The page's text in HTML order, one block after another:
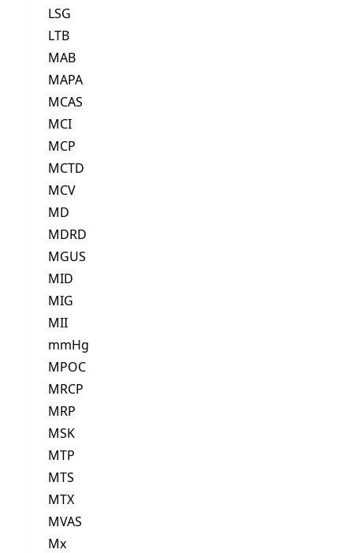
LSG
LTB
MAB
MAPA
MCAS
MCI
MCP
MCTD
MCV
MD
MDRD
MGUS
MID
MIG
MII
mmHg
MPOC
MRCP
MRP
MSK
MTP
MTS
MTX
MVAS
Mx